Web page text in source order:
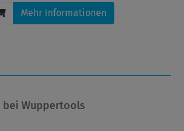
Mehr Informationen
bei Wuppertools